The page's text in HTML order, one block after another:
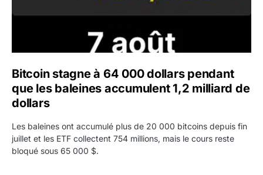
Bitcoin stagne à 64 000 dollars pendant
que les baleines accumulent 1,2 milliard de
dollars
Les baleines ont accumulé plus de 20 000 bitcoins depuis fin
juillet et les ETF collectent 754 millions, mais le cours reste
bloqué sous 65 000 $.